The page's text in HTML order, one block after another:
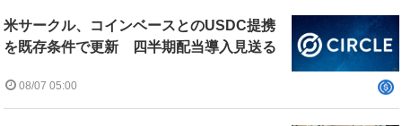
米サークル、コインベースとのUSDC提携
を既存条件で更新 四半期配当導入見送る
08/07 05:00